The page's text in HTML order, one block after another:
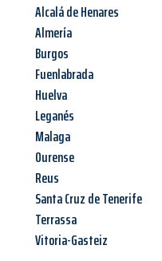
Alcalá de Henares
Almería
Burgos
Fuenlabrada
Huelva
Leganés
Malaga
Ourense
Reus
Santa Cruz de Tenerife
Terrassa
Vitoria-Gasteiz